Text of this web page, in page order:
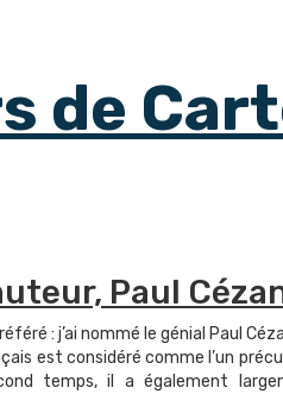
de
Paul
: j’ai nommé le génial Paul
est considéré comme l’un
temps, il a également